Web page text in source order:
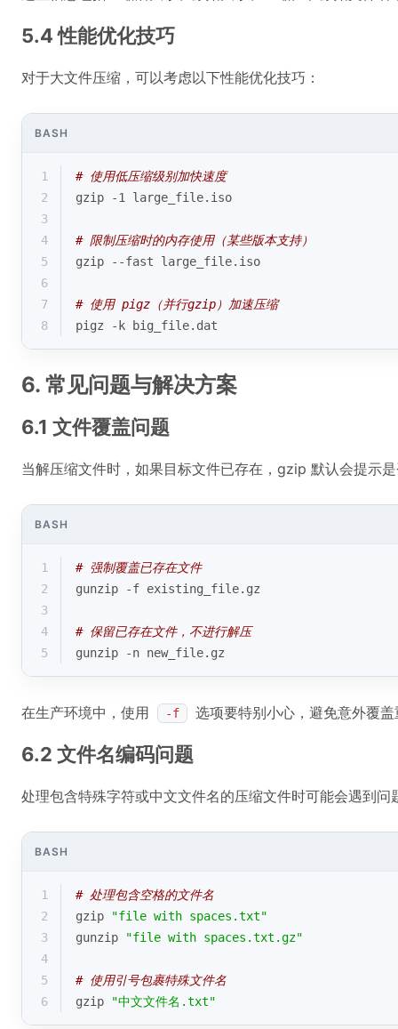
5.4 性能优化技巧
对于大文件压缩，可以考虑以下性能优化技巧：
BASH
1
# 使用低压缩级别加快速度
2
gzip -1 large_file.iso
3
4
# 限制压缩时的内存使用（某些版本支持）
5
gzip --fast large_file.iso
6
7
# 使用 pigz（并行gzip）加速压缩
8
pigz -k big_file.dat
6. 常见问题与解决方案
6.1 文件覆盖问题
当解压缩文件时，如果目标文件已存在，gzip 默认会提示
BASH
1
# 强制覆盖已存在文件
2
gunzip -f existing_file.gz
3
4
# 保留已存在文件，不进行解压
5
gunzip -n new_file.gz
在生产环境中，使用 -f 选项要特别小心，避免意外覆
6.2 文件名编码问题
处理包含特殊字符或中文文件名的压缩文件时可能会遇到问
BASH
1
# 处理包含空格的文件名
2
gzip
"file with spaces.txt"
3
gunzip
"file with spaces.txt.gz"
4
5
# 使用引号包裹特殊文件名
6
gzip "中文文件名.txt"